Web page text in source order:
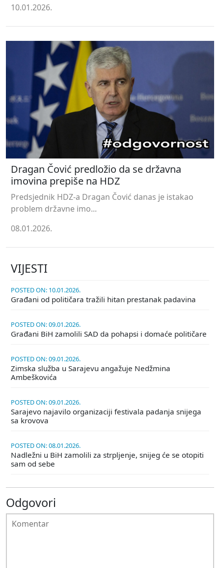
10.01.2026.
Dragan Čović predložio da se državna
imovina prepiše na HDZ
Predsjednik HDZ-a Dragan Čović danas je istakao
problem državne imo...
08.01.2026.
VIJESTI
POSTED ON: 10.01.2026.
Građani od političara tražili hitan prestanak padavina
POSTED ON: 09.01.2026.
Građani BiH zamolili SAD da pohapsi i domaće političare
POSTED ON: 09.01.2026.
Zimska služba u Sarajevu angažuje Nedžmina
Ambeškovića
POSTED ON: 09.01.2026.
Sarajevo najavilo organizaciji festivala padanja snijega
sa krovova
POSTED ON: 08.01.2026.
Nadležni u BiH zamolili za strpljenje, snijeg će se otopiti
sam od sebe
Odgovori